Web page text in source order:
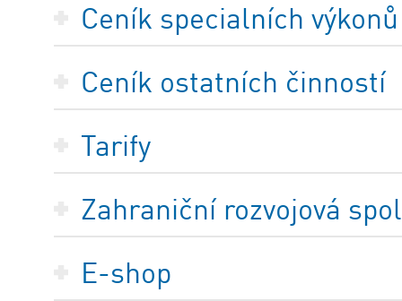
Ceník specialních výkonů
Ceník ostatních činností
Tarify
Zahraniční rozvojová
E-shop